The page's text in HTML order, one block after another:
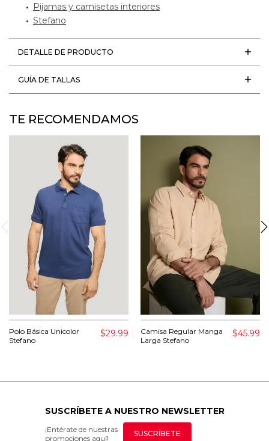
Pijamas y camisetas interiores
Stefano
DETALLE DE PRODUCTO
GUÍA DE TALLAS
TE RECOMENDAMOS
Polo Básica Unicolor
Stefano
$29.99
Camisa Regular Manga
Larga Stefano
$45.99
SUSCRÍBETE A NUESTRO NEWSLETTER
¡Entérate de nuestras
promociones aquí!
SUSCRÍBETE